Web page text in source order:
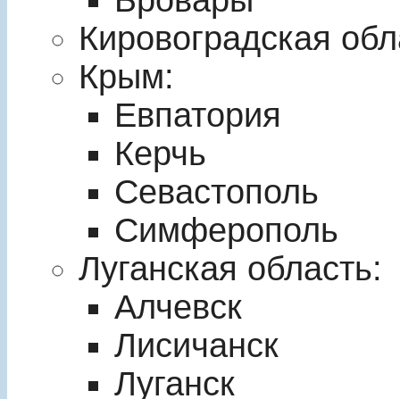
Кировоградская
Крым:
Евпатория
Керчь
Севастополь
Симферополь
Луганская область:
Алчевск
Лисичанск
Луганск